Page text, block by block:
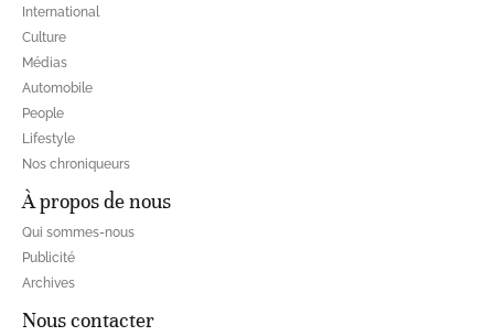
International
Culture
Médias
Automobile
People
Lifestyle
Nos chroniqueurs
À propos de nous
Qui sommes-nous
Publicité
Archives
Nous contacter